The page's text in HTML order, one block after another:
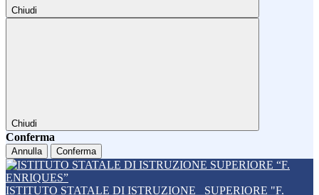
Chiudi
Chiudi
Conferma
Annulla Conferma
ISTITUTO STATALE DI ISTRUZIONE
SUPERIORE "F.